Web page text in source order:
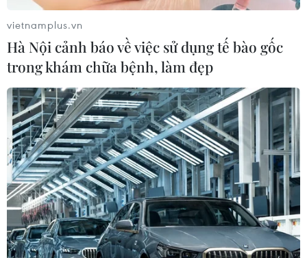
Khởi tố Chủ tịch Hội đồng quản trị,
Giám đốc Công ty cổ phần Mekolor
06/08/2026 09:06
Thêm một nhóm dàn cảnh cướp giật
tại khu Tân Huê Viên sa lưới
06/08/2026 05:57
Khẩn trường khám nghiệm
hiện trường, điều tra nguyên nhân
vietnamplus.vn
Hà Nội cảnh báo về việc sử dụng tế bào gốc
trong khám chữa bệnh, làm đẹp